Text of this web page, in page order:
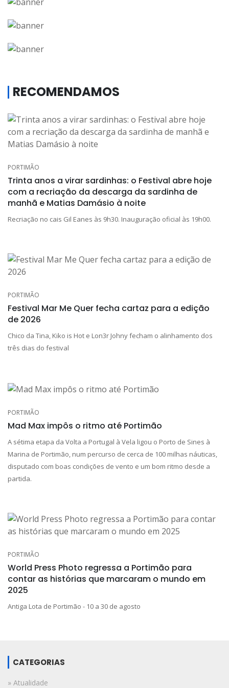
RECOMENDAMOS
PORTIMÃO
Trinta anos a virar sardinhas: o Festival abre hoje
com a recriação da descarga da sardinha de
manhã e Matias Damásio à noite
Recriação no cais Gil Eanes às 9h30. Inauguração oficial às 19h00.
PORTIMÃO
Festival Mar Me Quer fecha cartaz para a edição
de 2026
Chico da Tina, Kiko is Hot e Lon3r Johny fecham o alinhamento dos
três dias do festival
PORTIMÃO
Mad Max impôs o ritmo até Portimão
A sétima etapa da Volta a Portugal à Vela ligou o Porto de Sines à
Marina de Portimão, num percurso de cerca de 100 milhas náuticas,
disputado com boas condições de vento e um bom ritmo desde a
partida.
PORTIMÃO
World Press Photo regressa a Portimão para
contar as histórias que marcaram o mundo em
2025
Antiga Lota de Portimão - 10 a 30 de agosto
CATEGORIAS
» Atualidade